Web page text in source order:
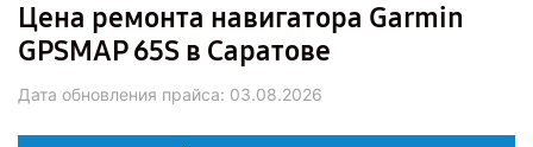
Цена ремонта навигатора Garmin
GPSMAP 65S в Саратове
Дата обновления прайса: 03.08.2026